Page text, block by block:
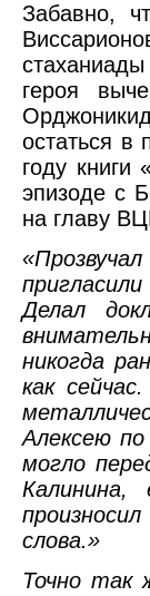
Забавно,
героя
остаться в
году книги
эпизоде с
на главу
Делал
никогда
как
Алексею
могло
Калинина,
слова.»
Точно так